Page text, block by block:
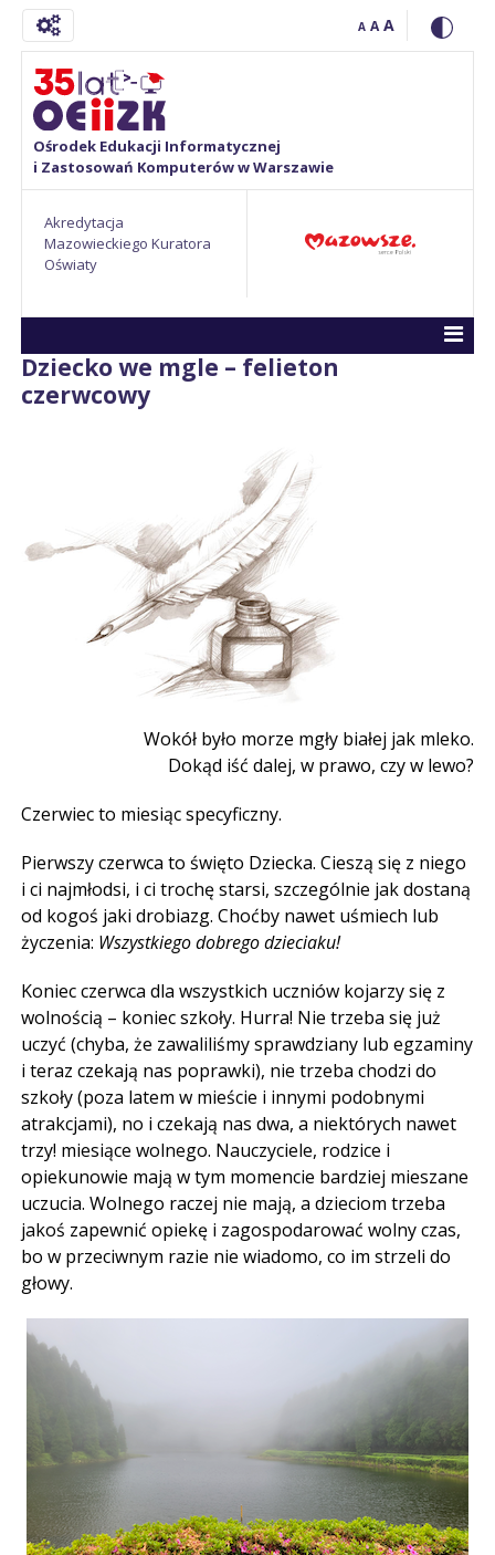
A A A
Ośrodek Edukacji Informatycznej
i Zastosowań Komputerów w Warszawie
Akredytacja
Mazowieckiego Kuratora
Oświaty
Dziecko we mgle – felieton
czerwcowy
Wokół było morze mgły białej jak mleko.
Dokąd iść dalej, w prawo, czy w lewo?
Czerwiec to miesiąc specyficzny.
Pierwszy czerwca to święto Dziecka. Cieszą się z niego
i ci najmłodsi, i ci trochę starsi, szczególnie jak dostaną
od kogoś jaki drobiazg. Choćby nawet uśmiech lub
życzenia: Wszystkiego dobrego dzieciaku!
Koniec czerwca dla wszystkich uczniów kojarzy się z
wolnością – koniec szkoły. Hurra! Nie trzeba się już
uczyć (chyba, że zawaliliśmy sprawdziany lub egzaminy
i teraz czekają nas poprawki), nie trzeba chodzi do
szkoły (poza latem w mieście i innymi podobnymi
atrakcjami), no i czekają nas dwa, a niektórych nawet
trzy! miesiące wolnego. Nauczyciele, rodzice i
opiekunowie mają w tym momencie bardziej mieszane
uczucia. Wolnego raczej nie mają, a dzieciom trzeba
jakoś zapewnić opiekę i zagospodarować wolny czas,
bo w przeciwnym razie nie wiadomo, co im strzeli do
głowy.